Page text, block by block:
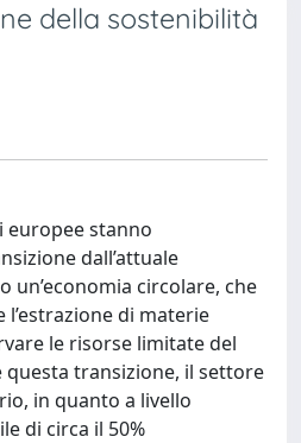
della sostenibilità
europee stanno
dall’attuale
un’economia circolare, che
di materie
le risorse limitate del
questa transizione, il settore
in quanto a livello
di circa il 50%